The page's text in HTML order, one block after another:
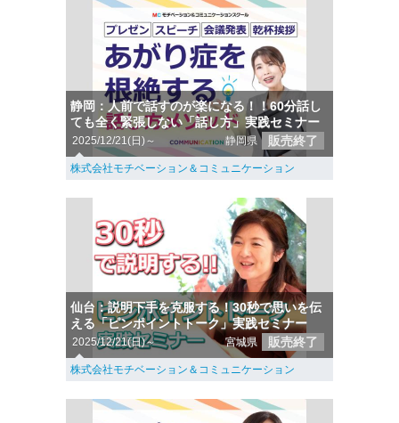
静岡：人前で話すのが楽になる！！60分話し
ても全く緊張しない「話し方」実践セミナー
2025/12/21(日)～ 静岡県 販売終了
株式会社モチベーション＆コミュニケーション
仙台：説明下手を克服する！30秒で思いを伝
える「ピンポイントトーク」実践セミナー
2025/12/21(日)～ 宮城県 販売終了
株式会社モチベーション＆コミュニケーション